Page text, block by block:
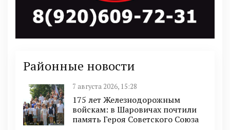
Районные новости
7 августа 2026, 15:28
175 лет Железнодорожным
войскам: в Шаровичах почтили
память Героя Советского Союза